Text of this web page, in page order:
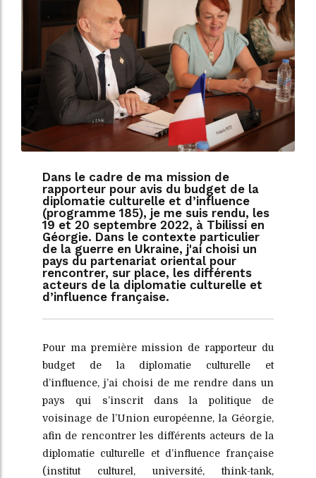
Dans le cadre de ma mission de
rapporteur pour avis du budget de la
diplomatie culturelle et d’influence
(programme 185), je me suis rendu, les
19 et 20 septembre 2022, à Tbilissi en
Géorgie. Dans le contexte particulier
de la guerre en Ukraine, j'ai choisi un
pays du partenariat oriental pour
rencontrer, sur place, les différents
acteurs de la diplomatie culturelle et
d’influence française.
Pour ma première mission de rapporteur du
budget de la diplomatie culturelle et
d’influence, j’ai choisi de me rendre dans un
pays qui s’inscrit dans la politique de
voisinage de l’Union européenne, la Géorgie,
afin de rencontrer les différents acteurs de la
diplomatie culturelle et d’influence française
(institut culturel, université, think-tank,